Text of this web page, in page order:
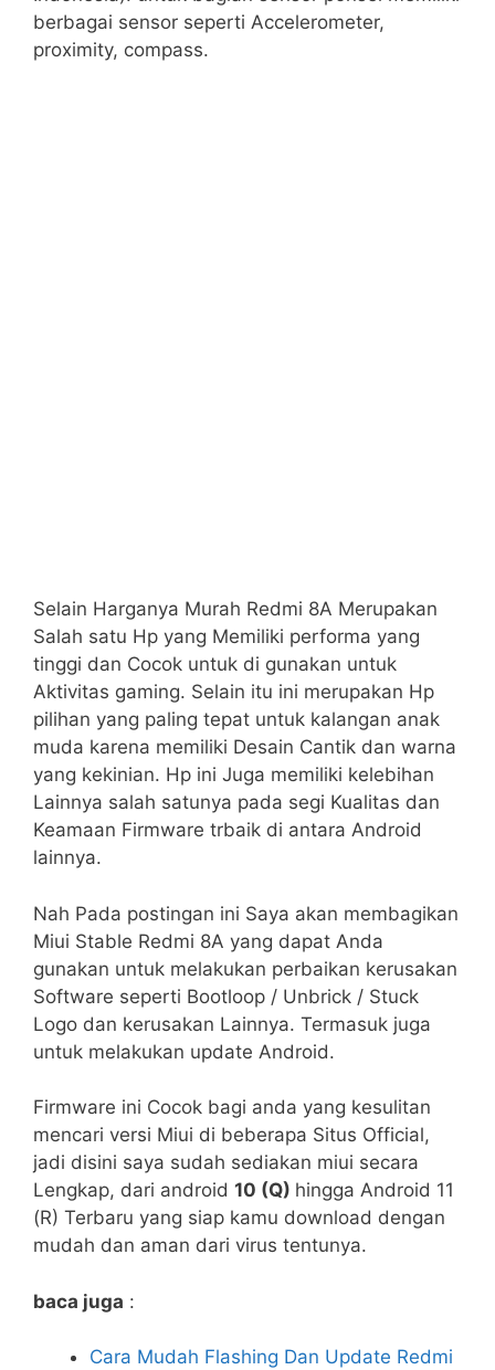
berbagai sensor seperti Accelerometer,
proximity, compass.
Selain Harganya Murah Redmi 8A Merupakan
Salah satu Hp yang Memiliki performa yang
tinggi dan Cocok untuk di gunakan untuk
Aktivitas gaming. Selain itu ini merupakan Hp
pilihan yang paling tepat untuk kalangan anak
muda karena memiliki Desain Cantik dan warna
yang kekinian. Hp ini Juga memiliki kelebihan
Lainnya salah satunya pada segi Kualitas dan
Keamaan Firmware trbaik di antara Android
lainnya.
Nah Pada postingan ini Saya akan membagikan
Miui Stable Redmi 8A yang dapat Anda
gunakan untuk melakukan perbaikan kerusakan
Software seperti Bootloop / Unbrick / Stuck
Logo dan kerusakan Lainnya. Termasuk juga
untuk melakukan update Android.
Firmware ini Cocok bagi anda yang kesulitan
mencari versi Miui di beberapa Situs Official,
jadi disini saya sudah sediakan miui secara
Lengkap, dari android 10 (Q) hingga Android 11
(R) Terbaru yang siap kamu download dengan
mudah dan aman dari virus tentunya.
baca juga :
Cara Mudah Flashing Dan Update Redmi